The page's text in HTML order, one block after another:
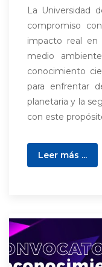
La Universidad
compromiso
impacto real en
medio
conocimiento
para enfrentar
planetaria y la
con este
Leer más ...